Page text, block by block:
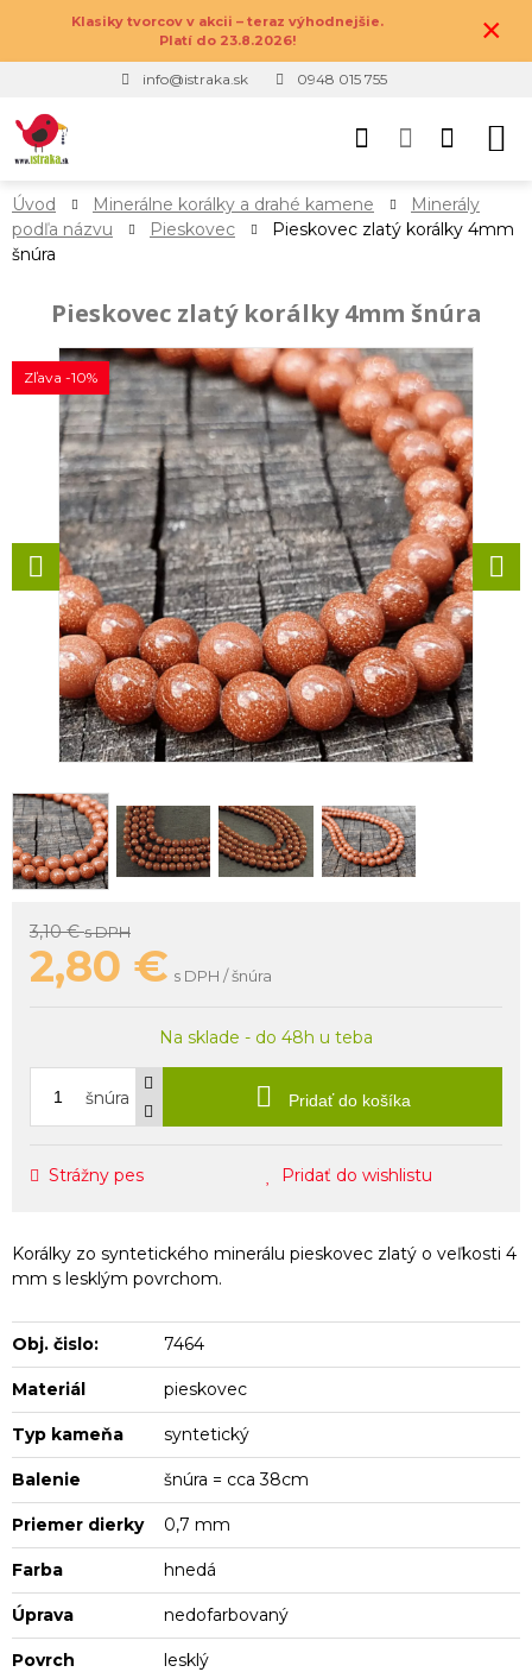
Klasiky tvorcov v akcii – teraz výhodnejšie.
Platí do 23.8.2026!
×
info@istraka.sk 0948 015 755
Úvod Minerálne korálky a drahé kamene
Minerály
podľa názvu
Pieskovec
Pieskovec zlatý korálky 4mm
šnúra
Pieskovec zlatý korálky 4mm šnúra
Zľava -10%
3,10 €s DPH
2,80 € s DPH / šnúra
Na sklade - do 48h u teba
šnúra Pridať do košíka
Strážny pes Pridať do wishlistu
Korálky zo syntetického minerálu pieskovec zlatý o veľkosti 4
mm s lesklým povrchom.
Obj. čislo: 7464
Materiál pieskovec
Typ kameňa syntetický
Balenie šnúra = cca 38cm
Priemer dierky 0,7 mm
Farba hnedá
Úprava nedofarbovaný
Povrch lesklý